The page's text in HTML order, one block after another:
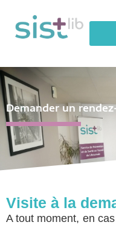
Demander un
Visite à la
A tout moment, en